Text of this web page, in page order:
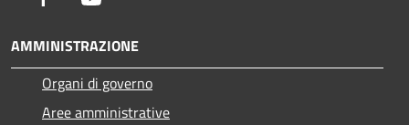
AMMINISTRAZIONE
Organi di governo
Aree amministrative